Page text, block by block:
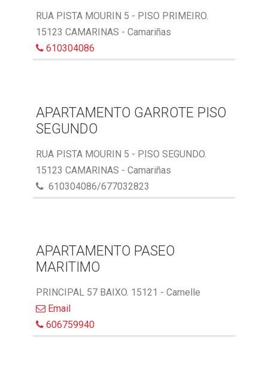
RUA PISTA MOURIN 5 - PISO PRIMEIRO.
15123 CAMARINAS - Camariñas
610304086
APARTAMENTO GARROTE PISO
SEGUNDO
RUA PISTA MOURIN 5 - PISO SEGUNDO.
15123 CAMARINAS - Camariñas
610304086/677032823
APARTAMENTO PASEO
MARITIMO
PRINCIPAL 57 BAIXO. 15121 - Camelle
Email
606759940